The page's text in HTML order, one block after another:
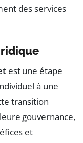
des services
est une étape
à une
transition
gouvernance,
et